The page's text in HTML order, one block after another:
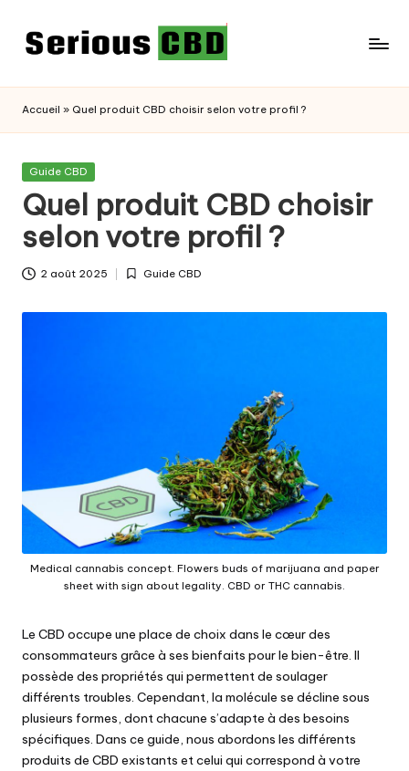
Accueil » Quel produit CBD choisir selon votre profil ?
Posted
Guide CBD
Quel produit CBD choisir
selon votre profil ?
2 août 2025
Posted
Guide CBD
Medical cannabis concept. Flowers buds of marijuana and paper
sheet with sign about legality. CBD or THC cannabis.
Le CBD occupe une place de choix dans le cœur des
consommateurs grâce à ses bienfaits pour le bien-être. Il
possède des propriétés qui permettent de soulager
différents troubles. Cependant, la molécule se décline sous
plusieurs formes, dont chacune s’adapte à des besoins
spécifiques. Dans ce guide, nous abordons les différents
produits de CBD existants et celui qui correspond à votre